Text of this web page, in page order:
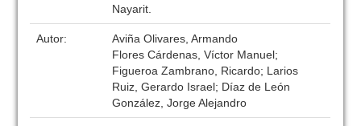
Nayarit.
Autor:
Aviña Olivares, Armando
Flores Cárdenas, Víctor Manuel;
Figueroa Zambrano, Ricardo; Larios
Ruiz, Gerardo Israel; Díaz de León
González, Jorge Alejandro